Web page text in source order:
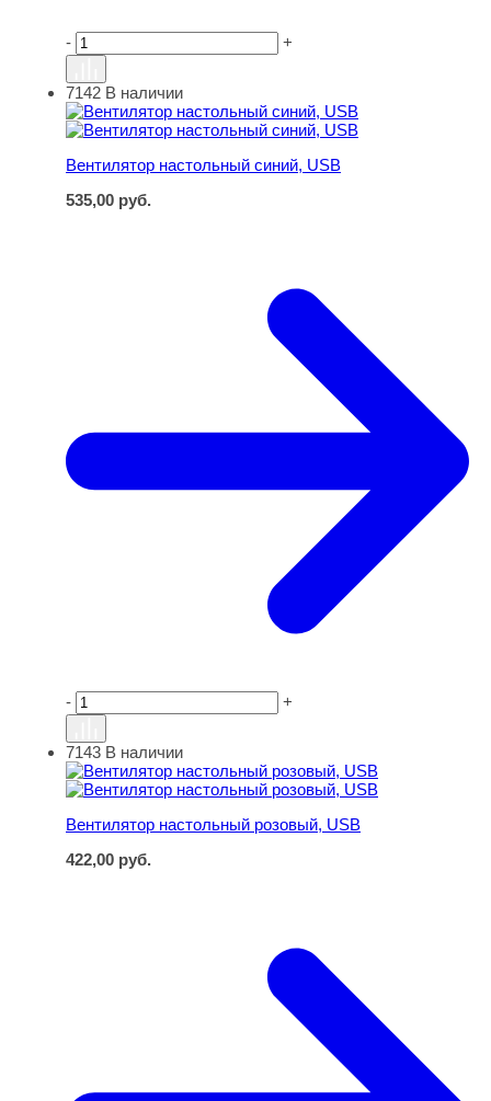
- +
Вентилятор настольный синий, USB
7142 В наличии
Вентилятор настольный синий, USB
535,00 руб.
- +
Вентилятор настольный розовый, USB
7143 В наличии
Вентилятор настольный розовый, USB
422,00 руб.